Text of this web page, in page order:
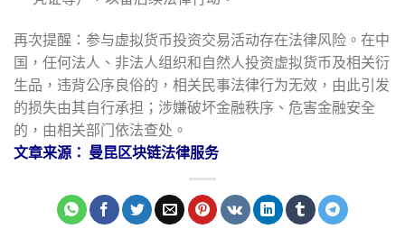
再次提醒：参与虚拟货币投资交易活动存在法律风险。在中
国，任何法人、非法人组织和自然人投资虚拟货币及相关衍
生品，违背公序良俗的，相关民事法律行为无效，由此引发
的损失由其自行承担；涉嫌破坏金融秩序、危害金融安全
的，由相关部门依法查处。
文章来源： 曼昆区块链法律服务